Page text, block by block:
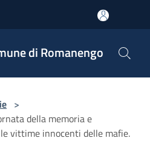
di Romanengo
>
della memoria e
vittime innocenti delle mafie.